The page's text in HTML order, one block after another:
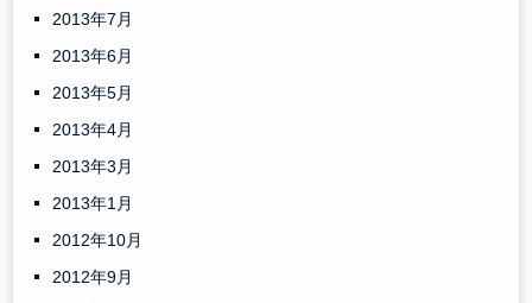
2013年7月
2013年6月
2013年5月
2013年4月
2013年3月
2013年1月
2012年10月
2012年9月